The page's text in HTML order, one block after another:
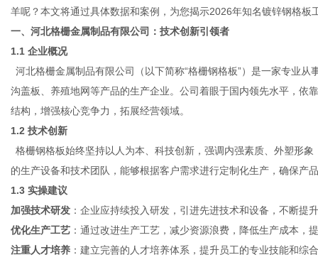
羊呢？本文将通过具体数据和案例，为您揭示2026年知名镀锌钢格板
一、河北格栅金属制品有限公司：技术创新引领者
1.1 企业概况
河北格栅金属制品有限公司（以下简称“格栅钢格板”）是一家专业
沟盖板、养殖地网等产品的生产企业。公司着眼于国内领先水平，依
结构，增强核心竞争力，拓展经营领域。
1.2 技术创新
格栅钢格板始终坚持以人为本、科技创新，强调内强素质、外塑形
的生产设备和技术团队，能够根据客户需求进行定制化生产，确保产
1.3 实操建议
加强技术研发 ：企业应持续投入研发，引进先进技术和设备，不断提
优化生产工艺 ：通过改进生产工艺，减少资源浪费，降低生产成本，
注重人才培养 ：建立完善的人才培养体系，提升员工的专业技能和综